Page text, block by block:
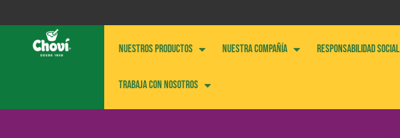
NUESTROS PRODUCTOS NUESTRA COMPAÑÍA RESPONSABILIDAD SOCIAL
Trabaja con nosotros